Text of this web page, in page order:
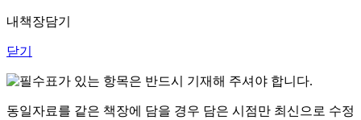
내책장담기
닫기
표가 있는 항목은 반드시 기재해 주셔야 합니다.
동일자료를 같은 책장에 담을 경우 담은 시점만 최신으로 수정